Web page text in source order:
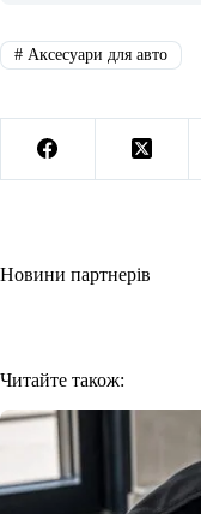
#Аксесуари для авто
Новини партнерів
Читайте також: